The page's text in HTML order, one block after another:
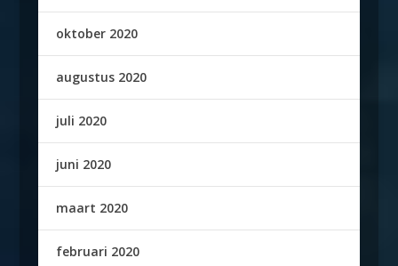
oktober 2020
augustus 2020
juli 2020
juni 2020
maart 2020
februari 2020